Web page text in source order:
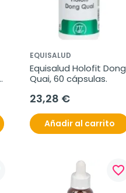
EQUISALUD
Equisalud Holofit Dong
Quai, 60 cápsulas.
23,28 €
Añadir al carrito
favorite_border